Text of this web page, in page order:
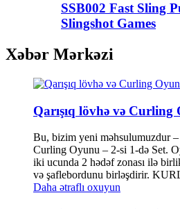
SSB002 Fast Sling
Slingshot Games
Xəbər Mərkəzi
Qarışıq lövhə və Curling
Bu, bizim yeni məhsulumuzdur –
Curling Oyunu – 2-si 1-də Set.
iki ucunda 2 hədəf zonası ilə
və şaflebordunu birləşdirir.
Daha ətraflı oxuyun